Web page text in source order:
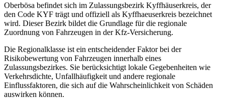
Oberbösa befindet sich im Zulassungsbezirk Kyffhäuserkreis, der
den Code KYF trägt und offiziell als Kyffhaeuserkreis bezeichnet
wird. Dieser Bezirk bildet die Grundlage für die regionale
Zuordnung von Fahrzeugen in der Kfz‑Versicherung.
Die Regionalklasse ist ein entscheidender Faktor bei der
Risikobewertung von Fahrzeugen innerhalb eines
Zulassungsbezirkes. Sie berücksichtigt lokale Gegebenheiten wie
Verkehrsdichte, Unfallhäufigkeit und andere regionale
Einflussfaktoren, die sich auf die Wahrscheinlichkeit von Schäden
auswirken können.